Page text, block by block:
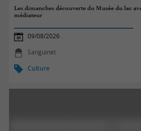
Les dimanches découverte du Musée du lac
médiateur
09/08/2026
Sanguinet
Culture